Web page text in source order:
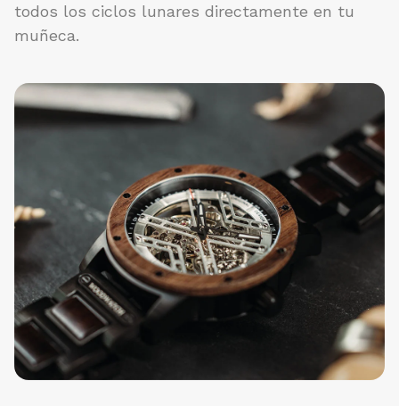
todos los ciclos lunares directamente en tu
muñeca.